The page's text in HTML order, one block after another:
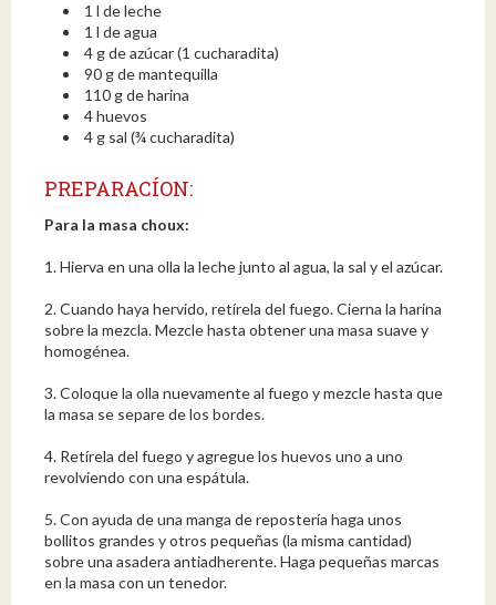
1 l de leche
1 l de agua
4 g de azúcar (1 cucharadita)
90 g de mantequilla
110 g de harina
4 huevos
4 g sal (¾ cucharadita)
PREPARACÍON:
Para la masa choux:
1. Hierva en una olla la leche junto al agua, la sal y el azúcar.
2. Cuando haya hervido, retírela del fuego. Cierna la harina
sobre la mezcla. Mezcle hasta obtener una masa suave y
homogénea.
3. Coloque la olla nuevamente al fuego y mezcle hasta que
la masa se separe de los bordes.
4. Retírela del fuego y agregue los huevos uno a uno
revolviendo con una espátula.
5. Con ayuda de una manga de repostería haga unos
bollitos grandes y otros pequeñas (la misma cantidad)
sobre una asadera antiadherente. Haga pequeñas marcas
en la masa con un tenedor.